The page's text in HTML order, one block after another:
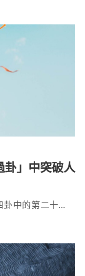
卦」中突破人
卦中的第二十…